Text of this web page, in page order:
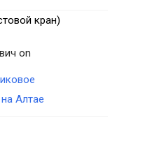
кран)
on
Алтае